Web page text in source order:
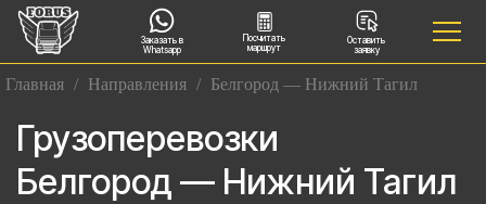
Заказать в
Whatsapp
Посчитать
маршрут
Оставить
заявку
Главная / Направления / Белгород — Нижний Тагил
Грузоперевозки
Белгород — Нижний Тагил